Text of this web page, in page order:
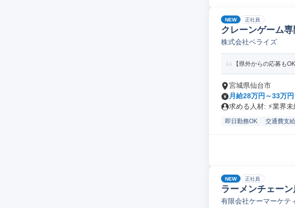
NEW 正社員
クレーンゲーム
株式会社ベライズ
【県外からの応募も
宮城県仙台市
月給28万円～33万円
求める人材: ⚡️業界
即日勤務OK 交通費支給
NEW 正社員
ラーメンチェー
有限会社ケーマーケテ